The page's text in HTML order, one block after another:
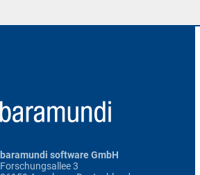
baramundi software GmbH
Forschungsallee 3